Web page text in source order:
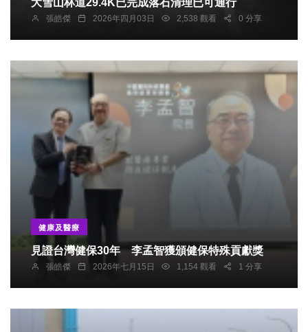
大雪山林道29.4K已完成落石清理已可通行
張皓傑 2026年四月03日 2,538 觀看 0 分享
健康及醫療
見證台灣健保30年 李孟智獲頒健保特殊貢獻獎
張皓傑 2026年七月15日 1,154 觀看 1 分享